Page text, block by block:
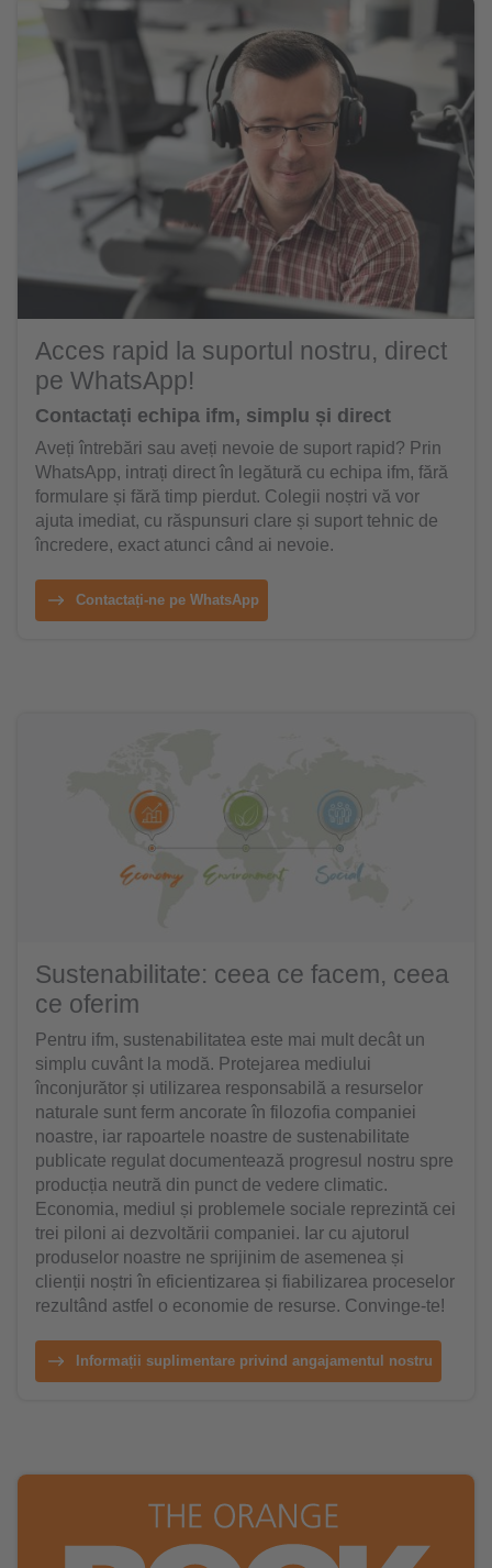
Acces rapid la suportul nostru, direct
pe WhatsApp!
Contactați echipa ifm, simplu și direct
Aveți întrebări sau aveți nevoie de suport rapid? Prin
WhatsApp, intrați direct în legătură cu echipa ifm, fără
formulare și fără timp pierdut. Colegii noștri vă vor
ajuta imediat, cu răspunsuri clare și suport tehnic de
încredere, exact atunci când ai nevoie.
Contactați-ne pe WhatsApp
Sustenabilitate: ceea ce facem, ceea
ce oferim
Pentru ifm, sustenabilitatea este mai mult decât un
simplu cuvânt la modă. Protejarea mediului
înconjurător și utilizarea responsabilă a resurselor
naturale sunt ferm ancorate în filozofia companiei
noastre, iar rapoartele noastre de sustenabilitate
publicate regulat documentează progresul nostru spre
producția neutră din punct de vedere climatic.
Economia, mediul și problemele sociale reprezintă cei
trei piloni ai dezvoltării companiei. Iar cu ajutorul
produselor noastre ne sprijinim de asemenea și
clienții noștri în eficientizarea și fiabilizarea proceselor
rezultând astfel o economie de resurse. Convinge-te!
Informații suplimentare privind angajamentul nostru